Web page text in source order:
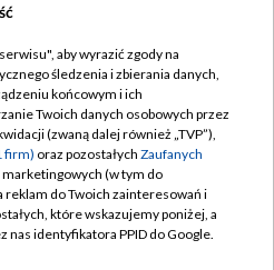
TVP
TVP
prywatności
zgody
Pomoc
aby wyrazić zgody na
śledzenia i zbierania danych,
końcowym i ich
Twoich danych osobowych przez
(zwaną dalej również „TVP”),
firm) oraz pozostałych Zaufanych
marketingowych (w tym do
do Twoich zainteresowań i
które wskazujemy poniżej, a
nas identyfikatora PPID do Google.